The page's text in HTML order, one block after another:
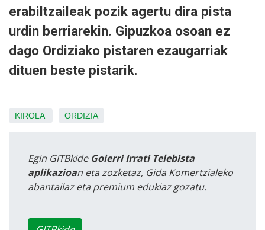
erabiltzaileak pozik agertu dira pista
urdin berriarekin. Gipuzkoa osoan ez
dago Ordiziako pistaren ezaugarriak
dituen beste pistarik.
KIROLA ORDIZIA
Egin GITBkide Goierri Irrati Telebista
aplikazioan eta zozketaz, Gida Komertzialeko
abantailaz eta premium edukiaz gozatu.